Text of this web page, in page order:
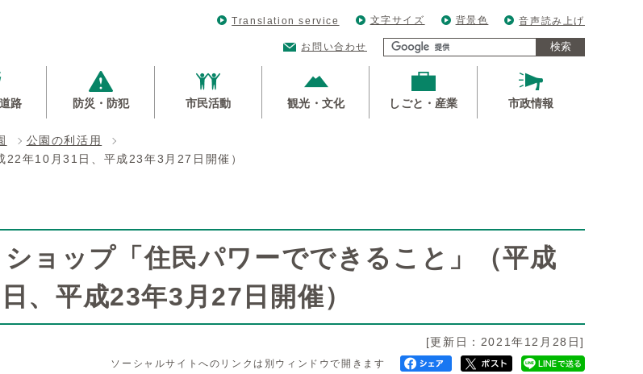
Translation service 文字サイズ 背景色 音声読み上げ
お問い合わせ 検索
路 防災・防犯 市民活動 観光・文化 しごと・産業 市政情報
公園の利活用
22年10月31日、平成23年3月27日開催）
ョップ「住民パワーでできること」（平成
、平成23年3月27日開催）
[更新日：2021年12月28日]
ソーシャルサイトへのリンクは別ウィンドウで開きます